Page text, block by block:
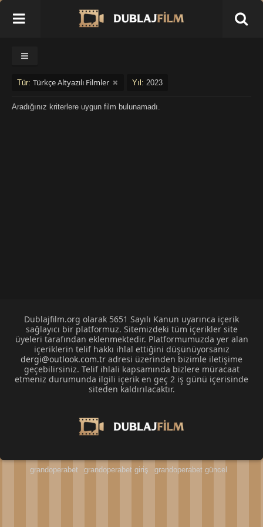
Tür: Türkçe Altyazılı Filmler Yıl: 2023
Aradığınız kriterlere uygun film bulunamadı.
Dublajfilm.org olarak 5651 Sayılı Kanun uyarınca içerik
sağlayıcı bir platformuz. Sitemizdeki tüm içerikler site
üyeleri tarafından eklenmektedir. Platformumuzda yer alan
içeriklerin telif hakkı ihlal ettiğini düşünüyorsanız
dergi@outlook.com.tr adresi üzerinden bizimle iletişime
geçebilirsiniz. Telif ihlali kapsamında bizlere müracaat
etmeniz durumunda ilgili içerik en geç 2 iş günü içerisinde
siteden kaldırılacaktır.
grandoperabet grandoperabet giriş grandoperabet güncel